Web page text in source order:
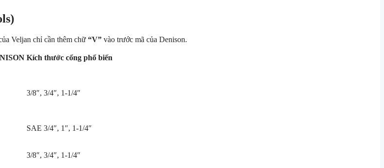
Veljan chỉ cần thêm chữ “V” vào trước mã của Denison.
Kích thước cổng phổ biến
3/8″, 3/4″, 1-1/4″
SAE 3/4″, 1″, 1-1/4″
3/8″, 3/4″, 1-1/4″